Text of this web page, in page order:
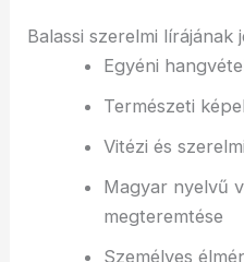
Balassi szerelmi lírájának
Egyéni
Természeti
Vitézi és
Magyar nyelvű
megteremtése
Személyes